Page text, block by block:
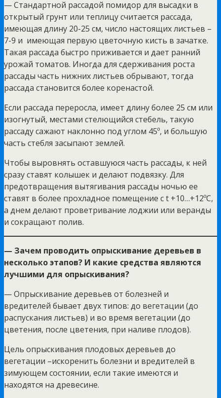
— Стандартной рассадой помидор для высадки в
открытый грунт или теплицу считается рассада,
имеющая длину 20-25 см, число настоящих листьев –
7-9 и имеющая первую цветочную кисть в зачатке.
Такая рассада быстро приживается и дает ранний
урожай томатов. Иногда для сдерживания роста
рассады часть нижних листьев обрывают, тогда
рассада становится более коренастой.
Если рассада переросла, имеет длину более 25 см или
изогнутый, местами стелющийся стебель, такую
рассаду сажают наклонно под углом 45º, и большую
часть стебля засыпают землей.
Чтобы выровнять оставшуюся часть рассады, к ней
сразу ставят колышек и делают подвязку. Для
предотвращения вытягивания рассады ночью ее
ставят в более прохладное помещение с t +10…+12ºС,
а днем делают проветривание лоджии или веранды
и сокращают полив.
— Зачем проводить опрыскивание деревьев в
несколько этапов? И какие средства являются
лучшими для опрыскивания?
— Опрыскивание деревьев от болезней и
вредителей бывает двух типов: до вегетации (до
распускания листьев) и во время вегетации (до
цветения, после цветения, при наливе плодов).
Цель опрыскивания плодовых деревьев до
вегетации –искоренить болезни и вредителей в
зимующем состоянии, если такие имеются и
находятся на древесине.